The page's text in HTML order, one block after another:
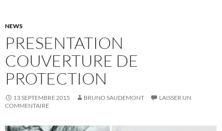
NEWS
PRESENTATION
COUVERTURE DE
PROTECTION
13 SEPTEMBRE 2015 BRUNO SAUDEMONT
LAISSER UN
COMMENTAIRE